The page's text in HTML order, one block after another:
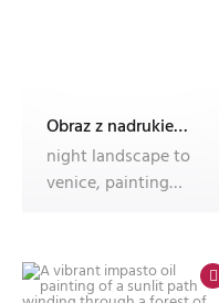
Obraz z nadrukiem Dec'n'Roll, fotoobraz
night landscape to
venice, painting